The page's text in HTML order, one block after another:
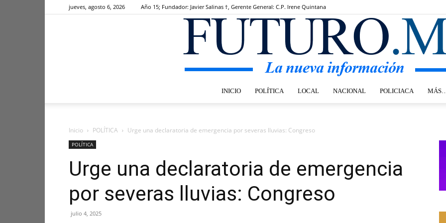
jueves, agosto 6, 2026 Año 15; Fundador: Javier Salinas †, Gerente General: C.P. Irene Quintana
INICIO POLÍTICA LOCAL NACIONAL POLICIACA
Inicio POLÍTICA Urge una declaratoria de emergencia por severas lluvias: Congreso
POLÍTICA
Urge una declaratoria de emergencia
por severas lluvias: Congreso
julio 4, 2025